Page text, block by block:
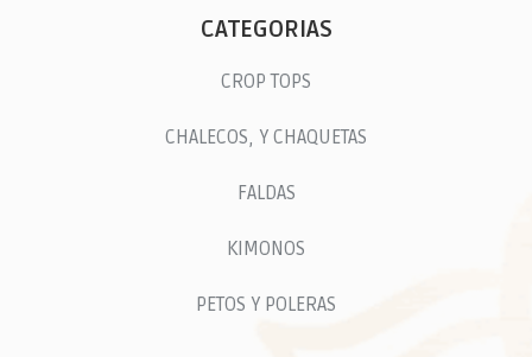
CATEGORIAS
CROP TOPS
CHALECOS, Y CHAQUETAS
FALDAS
KIMONOS
PETOS Y POLERAS